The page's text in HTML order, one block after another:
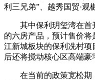
利三兄弟”、越秀国贸·观
其中保利玥玺湾在首
的六房产品，预计售价
江新城板块的保利冼村项
后还将搅动核心区高端豪
在当前的政策宽松期